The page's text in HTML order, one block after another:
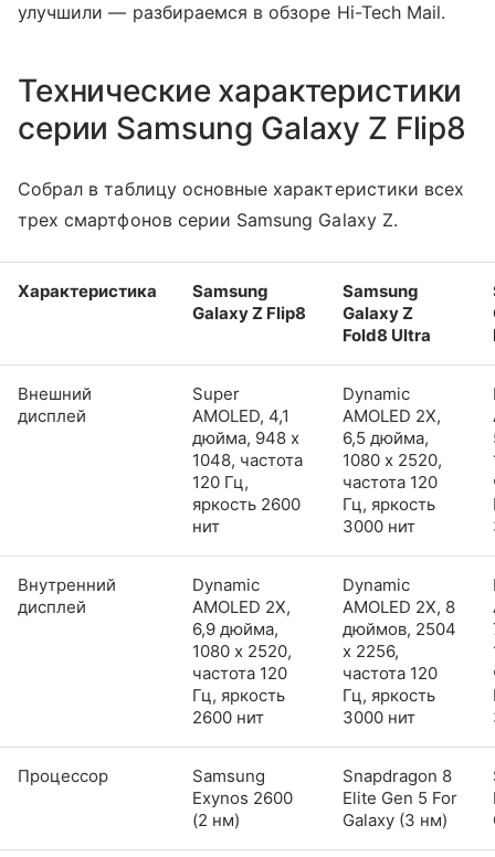
улучшили — разбираемся в обзоре Hi-Tech Mail.
Технические характеристики
серии Samsung Galaxy Z Flip8
Собрал в таблицу основные характеристики всех
трех смартфонов серии Samsung Galaxy Z.
Характеристика
Samsung
Galaxy Z Flip8
Samsung
Galaxy Z
Fold8 Ultra
Внешний
дисплей
Super
AMOLED, 4,1
дюйма, 948 x
1048, частота
120 Гц,
яркость 2600
нит
Dynamic
AMOLED 2X,
6,5 дюйма,
1080 x 2520,
частота 120
Гц, яркость
3000 нит
Внутренний
дисплей
Dynamic
AMOLED 2X,
6,9 дюйма,
1080 x 2520,
частота 120
Гц, яркость
2600 нит
Dynamic
AMOLED 2X, 8
дюймов, 2504
x 2256,
частота 120
Гц, яркость
3000 нит
Процессор
Samsung
Exynos 2600
(2 нм)
Snapdragon 8
Elite Gen 5 For
Galaxy (3 нм)